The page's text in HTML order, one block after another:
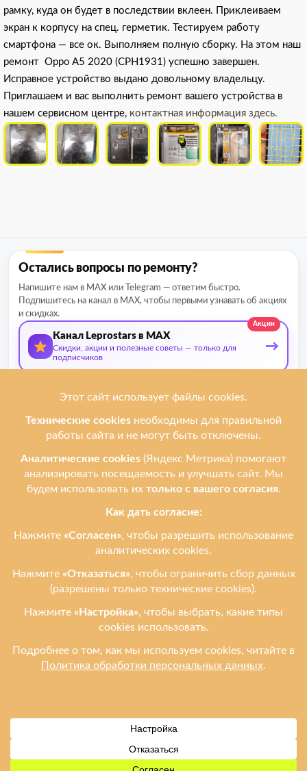
рамку, куда он будет в последствии вклеен. Приклеиваем
экран к корпусу на спец. герметик. Тестируем работу
смартфона — все ок. Выполняем полную сборку. На этом наш
ремонт Oppo A5 2020 (CPH1931) успешно завершен.
Исправное устройство выдано довольному владельцу.
Приглашаем и вас выполнить ремонт вашего устройства в
нашем сервисном центре, контактная информация здесь.
Остались вопросы по ремонту?
Напишите нам в MAX или Telegram — ответим быстро.
Подпишитесь на канал в MAX, чтобы первыми узнавать об акциях
и скидках.
Акции
Канал Leprostars в MAX
Скидки, акции и полезные советы — только для
подписчиков
→
О нас
Мы ремонтируем
Ремонтируем бренды
Контакты
Ульяновск, ул. Рябикова, 37
Фото входа и ориентиры →
leprostars@gmail.com
Пн–Пт: 11:00–18:00
2012–2026 Leprostars.ru (Лепростарс точка ру) — ремонт телефонов,
планшетов и ноутбуков в Ульяновске